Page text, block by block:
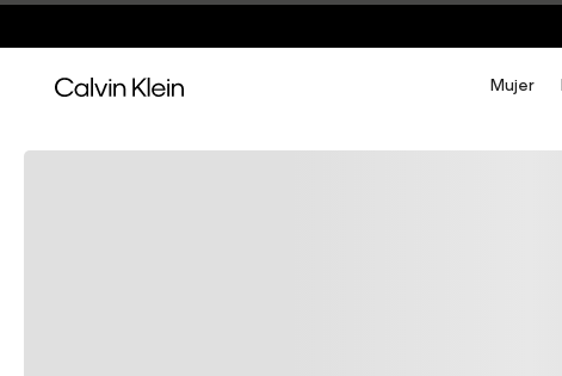
Mujer